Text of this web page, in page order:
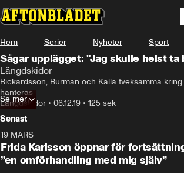
Hem Serier Nyheter Sport
Sågar upplägget: "Jag skulle helst ta
Längdskidor
Rickardsson, Burman och Kalla tveksamma
hanteras
Längdskidor • 06.12.19 • 125 sek
Se mer
Senast
19 MARS
Frida Karlsson öppnar för
”en omförhandling med mig själv”